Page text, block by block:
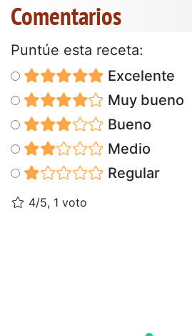
Comentarios
Puntúe esta receta:
Excelente
Muy bueno
Bueno
Medio
Regular
4/5, 1 voto